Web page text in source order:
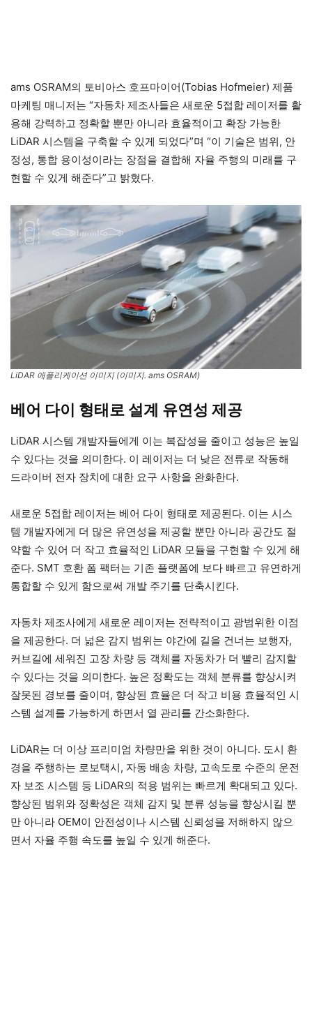
ams OSRAM의 토비아스 호프마이어(Tobias Hofmeier) 제품
마케팅 매니저는 “자동차 제조사들은 새로운 5접합 레이저를 활
용해 강력하고 정확할 뿐만 아니라 효율적이고 확장 가능한
LiDAR 시스템을 구축할 수 있게 되었다”며 “이 기술은 범위, 안
정성, 통합 용이성이라는 장점을 결합해 자율 주행의 미래를 구
현할 수 있게 해준다”고 밝혔다.
LiDAR 애플리케이션 이미지 (이미지. ams OSRAM)
베어 다이 형태로 설계 유연성 제공
LiDAR 시스템 개발자들에게 이는 복잡성을 줄이고 성능은 높일
수 있다는 것을 의미한다. 이 레이저는 더 낮은 전류로 작동해
드라이버 전자 장치에 대한 요구 사항을 완화한다.
새로운 5접합 레이저는 베어 다이 형태로 제공된다. 이는 시스
템 개발자에게 더 많은 유연성을 제공할 뿐만 아니라 공간도 절
약할 수 있어 더 작고 효율적인 LiDAR 모듈을 구현할 수 있게 해
준다. SMT 호환 폼 팩터는 기존 플랫폼에 보다 빠르고 유연하게
통합할 수 있게 함으로써 개발 주기를 단축시킨다.
자동차 제조사에게 새로운 레이저는 전략적이고 광범위한 이점
을 제공한다. 더 넓은 감지 범위는 야간에 길을 건너는 보행자,
커브길에 세워진 고장 차량 등 객체를 자동차가 더 빨리 감지할
수 있다는 것을 의미한다. 높은 정확도는 객체 분류를 향상시켜
잘못된 경보를 줄이며, 향상된 효율은 더 작고 비용 효율적인 시
스템 설계를 가능하게 하면서 열 관리를 간소화한다.
LiDAR는 더 이상 프리미엄 차량만을 위한 것이 아니다. 도시 환
경을 주행하는 로보택시, 자동 배송 차량, 고속도로 수준의 운전
자 보조 시스템 등 LiDAR의 적용 범위는 빠르게 확대되고 있다.
향상된 범위와 정확성은 객체 감지 및 분류 성능을 향상시킬 뿐
만 아니라 OEM이 안전성이나 시스템 신뢰성을 저해하지 않으
면서 자율 주행 속도를 높일 수 있게 해준다.